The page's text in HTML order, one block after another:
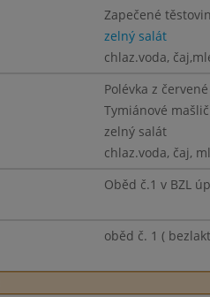
Zapečené
zelný salát
chlaz.voda,
Polévka z
Tymiánové
zelný salát
chlaz.voda, čaj,
Oběd č.1 v BZL
oběd č. 1 (